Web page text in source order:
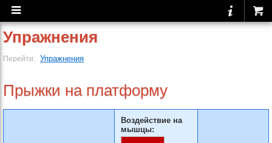
Упражнения
Перейти: Упражнения
Прыжки на платформу
Воздействие на
мышцы: